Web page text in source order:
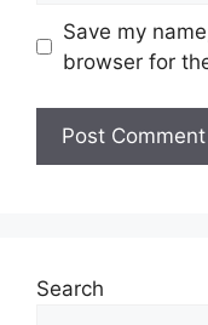
Save my
browser for
Search